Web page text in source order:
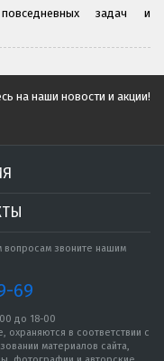
задач и
на наши новости и акции!
звоните нашим
69
до 18-00
охраняются в соответствии с
материалов сайта,